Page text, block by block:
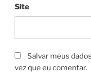
Site
Salvar meus
vez que eu comentar.